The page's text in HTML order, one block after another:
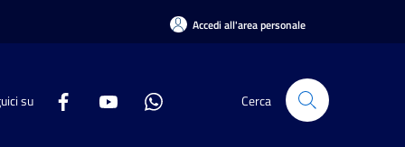
Accedi all'area personale
su Cerca